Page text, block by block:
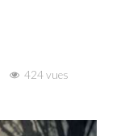
424 vues